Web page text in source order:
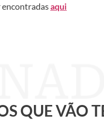
aqui
QUE VÃO